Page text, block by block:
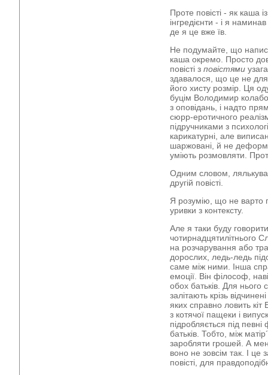
Проте повісті - як каша
інгредієнти - і я
де я це вже їв.
Не подумайте, що
каша окремо. Просто
повісті з повістями
здавалося, що це не
його хисту розмір. Ця
буцім Володимир
з оповідань, і надто
сюрр-еротичного
підручниками з
карикатурні, але
шаржовані, й не
уміють розмовляти.
Одним словом,
другій повісті.
Я розумію, що не варто
уривки з контексту.
Але я таки буду
чотирнадцятилітнього
на розчарування або
дорослих, ледь-ледь
саме між ними. Інша
емоції. Він філософ,
обох батьків. Для нього
залітають крізь
яких справно ловить
з котячої пащеки і
підробляється під
батьків. Тобто, між
заробляти грошей. А
воно не зовсім так. І це
повісті, для